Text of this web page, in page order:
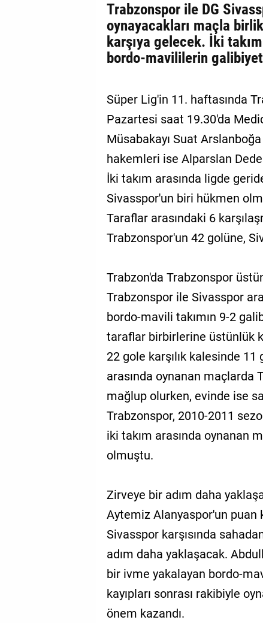
Trabzonspor ile DG
oynayacakları maçla
karşıya gelecek. İki
bordo-mavililerin
Süper Lig'in 11. haftasında
Pazartesi saat 19.30'da
Müsabakayı Suat
hakemleri ise Alparslan
İki takım arasında ligde
Sivasspor'un biri hükmen
Taraflar arasındaki 6
Trabzonspor'un 42 golüne,
Trabzon'da Trabzonspor
Trabzonspor ile Sivasspor
bordo-mavili takımın 9-2
taraflar birbirlerine üstünlük
22 gole karşılık kalesinde
arasında oynanan maçlarda
mağlup olurken, evinde ise
Trabzonspor, 2010-2011
iki takım arasında oynanan
olmuştu.
Zirveye bir adım daha
Aytemiz Alanyaspor'un
Sivasspor karşısında
adım daha yaklaşacak.
bir ivme yakalayan bordo-
kayıpları sonrası rakibiyle
önem kazandı.